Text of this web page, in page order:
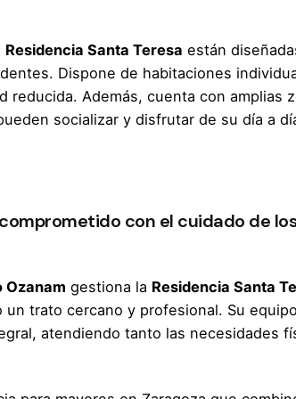
Residencia Santa Teresa están
Dispone de habitaciones
reducida. Además, cuenta con amplias
socializar y disfrutar de su día a
con el cuidado de los
Ozanam gestiona la Residencia Santa
trato cercano y profesional. Su
atendiendo tanto las necesidades